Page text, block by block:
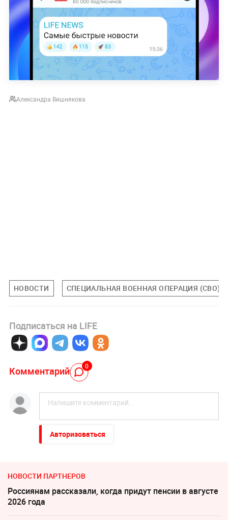
Александра Вишнякова
НОВОСТИ СПЕЦИАЛЬНАЯ ВОЕННАЯ ОПЕРАЦИЯ (СВО)
Подписаться на LIFE
Комментарий 0
Авторизоваться
НОВОСТИ ПАРТНЕРОВ
Россиянам рассказали, когда придут пенсии в августе
2026 года